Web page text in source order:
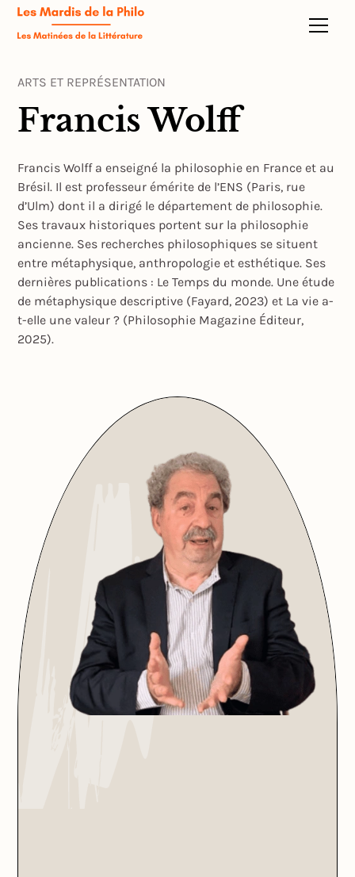
ARTS ET REPRÉSENTATION
Francis Wolff
Francis Wolff a enseigné la philosophie en France et au
Brésil. Il est professeur émérite de l’ENS (Paris, rue
d’Ulm) dont il a dirigé le département de philosophie.
Ses travaux historiques portent sur la philosophie
ancienne. Ses recherches philosophiques se situent
entre métaphysique, anthropologie et esthétique. Ses
dernières publications : Le Temps du monde. Une étude
de métaphysique descriptive (Fayard, 2023) et La vie a-
t-elle une valeur ? (Philosophie Magazine Éditeur,
2025).